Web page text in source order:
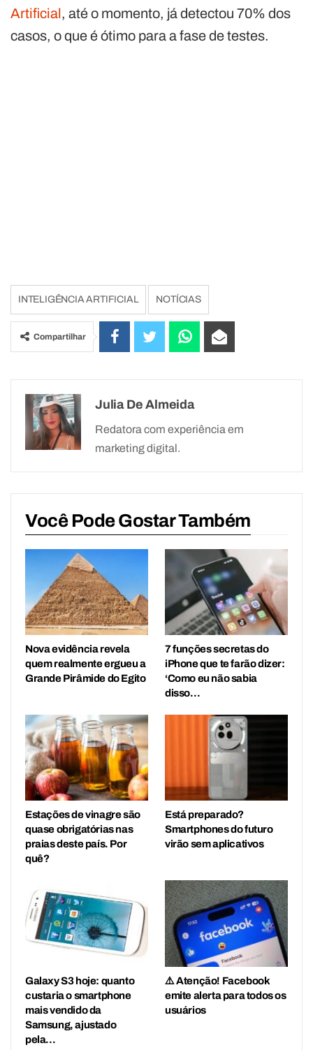
Artificial, até o momento, já detectou 70% dos
casos, o que é ótimo para a fase de testes.
INTELIGÊNCIA ARTIFICIAL NOTÍCIAS
Compartilhar
Julia De Almeida
Redatora com experiência em
marketing digital.
Você Pode Gostar Também
Nova evidência revela
quem realmente ergueu a
Grande Pirâmide do Egito
7 funções secretas do
iPhone que te farão dizer:
‘Como eu não sabia
disso…
Estações de vinagre são
quase obrigatórias nas
praias deste país. Por
quê?
Está preparado?
Smartphones do futuro
virão sem aplicativos
Galaxy S3 hoje: quanto
custaria o smartphone
mais vendido da
Samsung, ajustado
pela…
⚠️ Atenção! Facebook
emite alerta para todos os
usuários